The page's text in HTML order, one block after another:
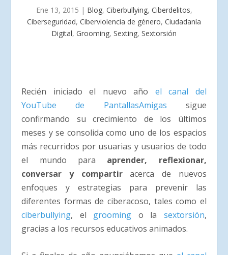
Ene 13, 2015 | Blog, Ciberbullying, Ciberdelitos,
Ciberseguridad, Ciberviolencia de género, Ciudadanía
Digital, Grooming, Sexting, Sextorsión
Recién iniciado el nuevo año el canal del
YouTube de PantallasAmigas sigue
confirmando su crecimiento de los últimos
meses y se consolida como uno de los espacios
más recurridos por usuarias y usuarios de todo
el mundo para aprender, reflexionar,
conversar y compartiracerca de nuevos
enfoques y estrategias para prevenir las
diferentes formas de ciberacoso, tales como el
ciberbullying, el grooming o la sextorsión,
gracias a los recursos educativos animados.